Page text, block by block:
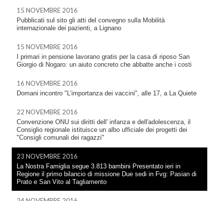
15 NOVEMBRE 2016
Pubblicati sul sito gli atti del convegno sulla Mobilità
internazionale dei pazienti, a Lignano
15 NOVEMBRE 2016
I primari in pensione lavorano gratis per la casa di riposo San
Giorgio di Nogaro: un aiuto concreto che abbatte anche i costi
16 NOVEMBRE 2016
Domani incontro "L’importanza dei vaccini", alle 17, a La Quiete
22 NOVEMBRE 2016
Convenzione ONU sui diritti dell' infanza e dell'adolescenza, il
Consiglio regionale istituisce un albo ufficiale dei progetti dei
"Consigli comunali dei ragazzi"
23 NOVEMBRE 2016
La Nostra Famiglia segue 3.813 bambini Presentato ieri in
Regione il primo bilancio di missione Due sedi in Fvg: Pasian di
Prato e San Vito al Tagliamento